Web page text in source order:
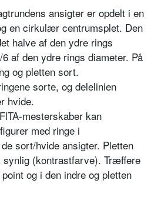
ansigter er opdelt i en
en cirkulær centrumsplet. Den
halve af den ydre rings
af den ydre rings diameter. På
og pletten sort.
sorte, og delelinien
hvide.
mesterskaber kan
med ringe i
sort/hvide ansigter. Pletten
(kontrastfarve). Træffere
og i den indre og pletten